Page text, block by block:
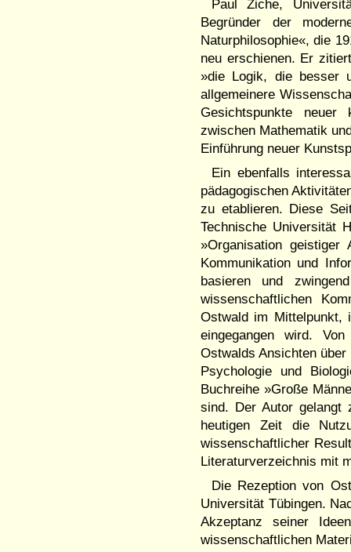
Paul Ziche,
Begründer der
Naturphilosophie«, die
neu erschienen. Er
»die Logik, die besser
allgemeinere
Gesichtspunkte neuer
zwischen Mathematik
Einführung neuer
Ein ebenfalls
pädagogischen
zu etablieren. Diese
Technische Universität
»Organisation geistiger
Kommunikation und
basieren und
wissenschaftlichen
Ostwald im Mittelpunkt,
eingegangen wird.
Ostwalds Ansichten
Psychologie und
Buchreihe »Große
sind. Der Autor gelangt
heutigen Zeit die
wissenschaftlicher
Literaturverzeichnis mit
Die Rezeption von
Universität Tübingen.
Akzeptanz seiner
wissenschaftlichen